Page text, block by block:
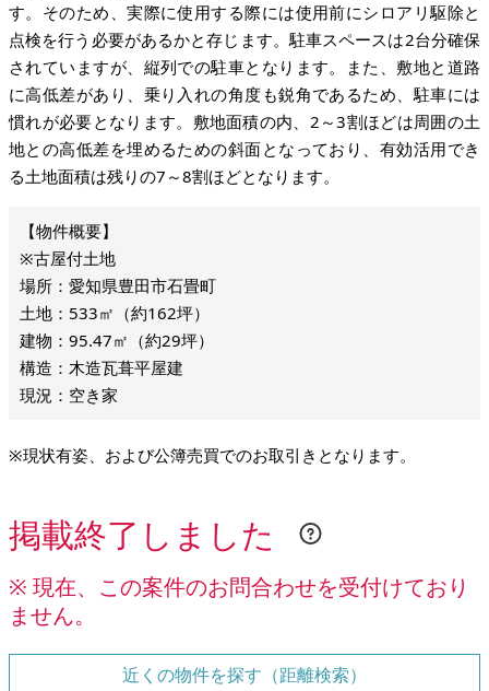
す。そのため、実際に使用する際には使用前にシロアリ駆除と
点検を行う必要があるかと存じます。駐車スペースは2台分確保
されていますが、縦列での駐車となります。また、敷地と道路
に高低差があり、乗り入れの角度も鋭角であるため、駐車には
慣れが必要となります。敷地面積の内、2～3割ほどは周囲の土
地との高低差を埋めるための斜面となっており、有効活用でき
る土地面積は残りの7～8割ほどとなります。
※古屋付土地
場所：愛知県豊田市石畳町
土地：533㎡（約162坪）
建物：95.47㎡（約29坪）
構造：木造瓦葺平屋建
現況：空き家
※現状有姿、および公簿売買でのお取引きとなります。
掲載終了しました
※ 現在、この案件のお問合わせを受付けており
ません。
近くの物件を探す（距離検索）